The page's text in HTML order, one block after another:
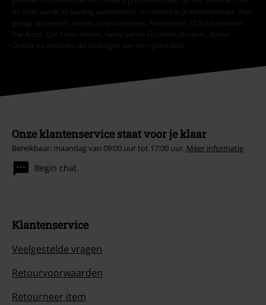
de code wordt de korting automatisch verrekend in je winkelmandje. Niet
geldig op boeken, media, cadeaubonnen, Rammstein, (Till) Lindemann,
Die Ärzte, Die Toten Hosen, Feine Sahne Fischfilet, Broilers, Böhse
Onkelz en artikelen die bijdragen aan een goed doel.
Onze klantenservice staat voor je klaar
Bereikbaar: maandag van 09:00 uur tot 17:00 uur. Meer informatie
Begin chat
Klantenservice
Veelgestelde vragen
Retourvoorwaarden
Retourneer item